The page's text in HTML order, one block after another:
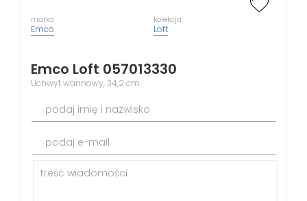
marka
Emco
kolekcja
Loft
Emco Loft 057013330
Uchwyt wannowy, 34,2 cm
podaj imię i nazwisko
podaj e-mail